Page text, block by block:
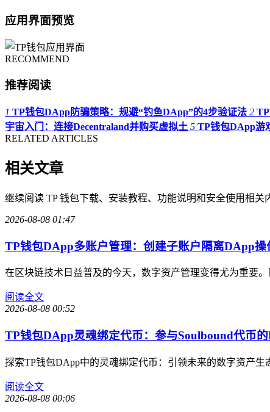
应用界面预览
RECOMMEND
推荐阅读
1 TP钱包DApp防骗策略：规避“钓鱼DApp”的4步验证法 2
宇宙入门：连接Decentraland并购买虚拟土 5 TP钱包DApp游
RELATED ARTICLES
相关文章
继续阅读 TP 钱包下载、安装教程、功能说明和安全使用相关
2026-08-08 01:47
TP钱包DApp多账户管理：创建子账户隔离DApp操
在区块链技术日益普及的今天，数字资产管理变得尤为重要
阅读全文
2026-08-08 00:52
TP钱包DApp灵魂绑定代币：参与Soulbound代币的
探索TP钱包DApp中的灵魂绑定代币：引领未来的数字资产
阅读全文
2026-08-08 00:06